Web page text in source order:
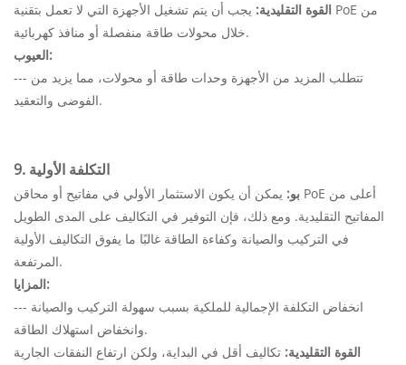
القوة التقليدية: يجب أن يتم تشغيل الأجهزة التي لا تعمل بتقنية PoE من
خلال محولات طاقة منفصلة أو منافذ كهربائية.
العيوب:
--- تتطلب المزيد من الأجهزة وحدات طاقة أو محولات، مما يزيد من
الفوضى والتعقيد.
9. التكلفة الأولية
بو: يمكن أن يكون الاستثمار الأولي في مفاتيح أو محاقن PoE أعلى من
المفاتيح التقليدية. ومع ذلك، فإن التوفير في التكاليف على المدى الطويل
في التركيب والصيانة وكفاءة الطاقة غالبًا ما يفوق التكاليف الأولية
المرتفعة.
المزايا:
--- انخفاض التكلفة الإجمالية للملكية بسبب سهولة التركيب والصيانة
وانخفاض استهلاك الطاقة.
القوة التقليدية: تكاليف أقل في البداية، ولكن ارتفاع النفقات الجارية